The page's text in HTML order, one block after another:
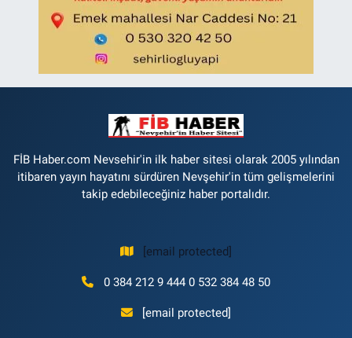
FİB Haber.com Nevsehir'in ilk haber sitesi olarak 2005 yılından
itibaren yayın hayatını sürdüren Nevşehir'in tüm gelişmelerini
takip edebileceğiniz haber portalıdır.
[email protected]
0 384 212 9 444 0 532 384 48 50
[email protected]